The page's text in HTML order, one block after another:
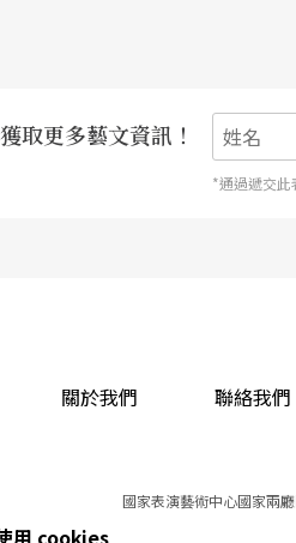
取更多藝文資訊！
*通過遞交此
關於我們 聯絡我們
國家表演藝術中心國家兩
用 cookies